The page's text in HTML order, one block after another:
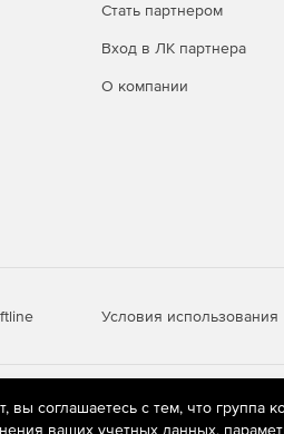
Стать партнером
Вход в ЛК партнера
О компании
Условия использования
технологии
сети «Интернет»,
вы соглашаетесь с тем, что группа
ваших учетных данных,